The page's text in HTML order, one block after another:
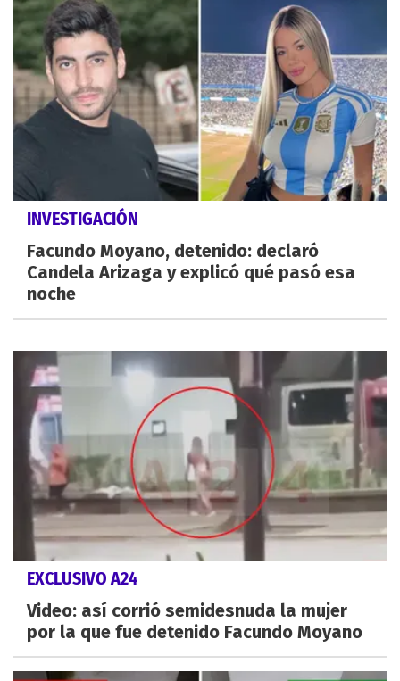
INVESTIGACIÓN
Facundo Moyano, detenido: declaró
Candela Arizaga y explicó qué pasó esa
noche
EXCLUSIVO A24
Video: así corrió semidesnuda la mujer
por la que fue detenido Facundo Moyano